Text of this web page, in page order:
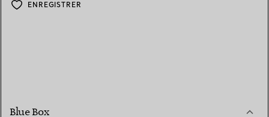
ENREGISTRER
Blue Box